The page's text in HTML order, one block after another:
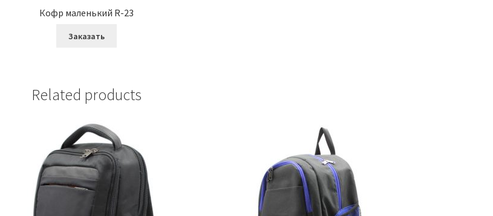
Кофр маленький R-23
Заказать
Related products